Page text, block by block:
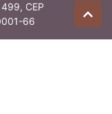
CEP
66